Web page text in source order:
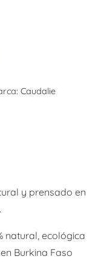
Caudalie
y prensado en
natural, ecológica
Burkina Faso